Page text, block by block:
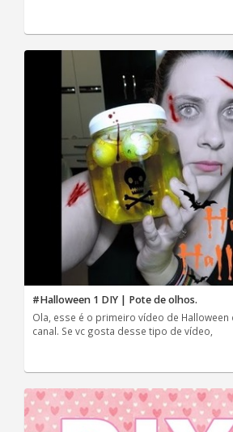
#Halloween 1 DIY | Pote de olhos.
Ola, esse é o primeiro vídeo de
canal. Se vc gosta desse tipo de vídeo,